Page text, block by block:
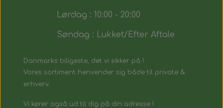
Lørdag : 10:00 - 20:00
Søndag : Lukket/Efter Aftale
Danmarks biligeste, det vi sikker på !
Vores sortiment henvender sig både til private &
erhverv.
Vi kører også ud til dig på din adresse !